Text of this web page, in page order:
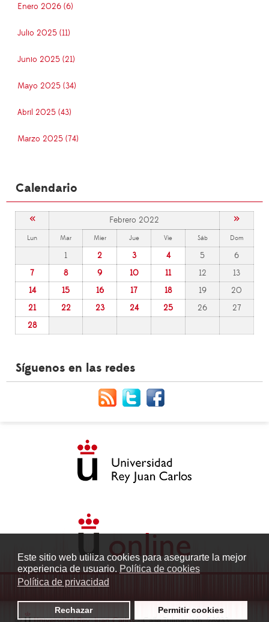
Este sitio web utiliza cookies para asegurarte la mejor
experiencia de usuario. Política de cookies
Política de privacidad
Rechazar Permitir cookies
Enero 2026 (6)
Julio 2025 (11)
Junio 2025 (21)
Mayo 2025 (34)
Abril 2025 (43)
Marzo 2025 (74)
Calendario
« Febrero 2022 »
Lun Mar Mier Jue Vie Sáb Dom
1 2 3 4 5
6
7
8 9 10 11 12
13
14
15 16 17 18 19
20
21
22 23 24 25 26
27
28
Síguenos en las redes